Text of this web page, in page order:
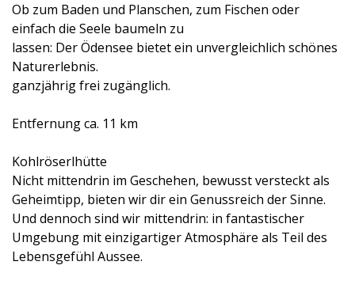
Ob zum Baden und Planschen, zum Fischen oder
einfach die Seele baumeln zu
lassen: Der Ödensee bietet ein unvergleichlich schönes
Naturerlebnis.
ganzjährig frei zugänglich.
Entfernung ca. 11 km
Kohlröserlhütte
Nicht mittendrin im Geschehen, bewusst versteckt als
Geheimtipp, bieten wir dir ein Genussreich der Sinne.
Und dennoch sind wir mittendrin: in fantastischer
Umgebung mit einzigartiger Atmosphäre als Teil des
Lebensgefühl Aussee.